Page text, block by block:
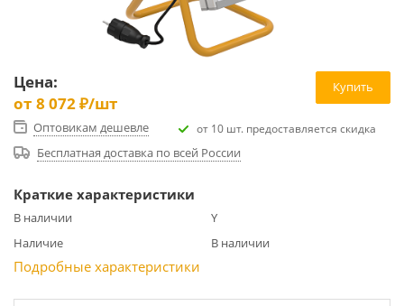
Цена:
от 8 072 ₽/шт
Купить
Оптовикам дешевле от 10 шт. предоставляется скидка
Бесплатная доставка по всей России
Краткие характеристики
В наличии
Y
Наличие
В наличии
Подробные характеристики